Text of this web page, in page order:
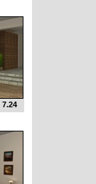
7.24